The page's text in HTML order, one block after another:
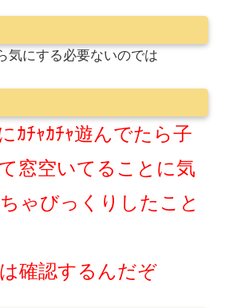
気にする必要ないのでは
ｶﾁｬｶﾁｬ遊んでたら子
窓空いてることに気
ゃびっくりしたこと
確認するんだぞ